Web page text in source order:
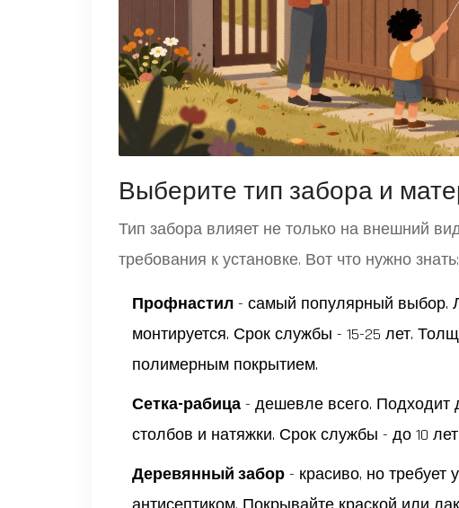
Выберите тип забора и
Тип забора влияет не только на внешний
требования к установке. Вот что нужно знать:
Профнастил - самый популярный выбор.
монтируется. Срок службы - 15-25 лет.
полимерным покрытием.
Сетка-рабица - дешевле всего. Подходит
столбов и натяжки. Срок службы - до 10
Деревянный забор - красиво, но требует